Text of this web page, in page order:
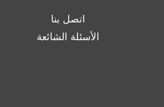
اتصل بنا
الأسئلة الشائعة